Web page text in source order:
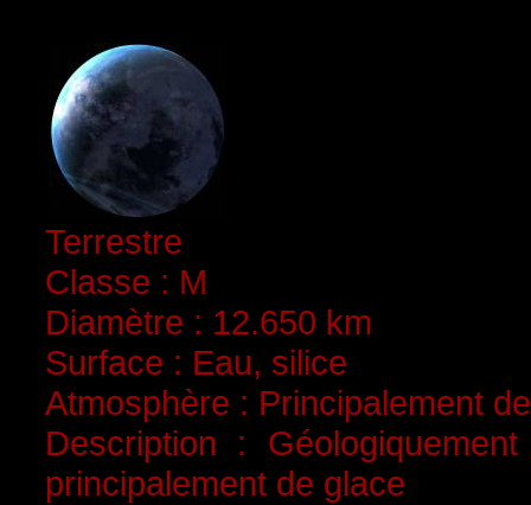
Terrestre
Classe : M
Diamètre : 12.650 km
Surface : Eau, silice
Atmosphère : Principalement
Description :
principalement de glace